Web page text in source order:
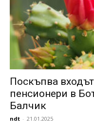
Поскъпва
пенсионери в
Балчик
ndt - 21.01.2025